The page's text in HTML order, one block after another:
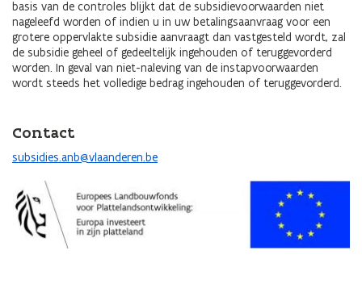
basis van de controles blijkt dat de subsidievoorwaarden niet
nageleefd worden of indien u in uw betalingsaanvraag voor een
grotere oppervlakte subsidie aanvraagt dan vastgesteld wordt, zal
de subsidie geheel of gedeeltelijk ingehouden of teruggevorderd
worden. In geval van niet-naleving van de instapvoorwaarden
wordt steeds het volledige bedrag ingehouden of teruggevorderd.
Contact
subsidies.anb@vlaanderen.be
Afbeelding